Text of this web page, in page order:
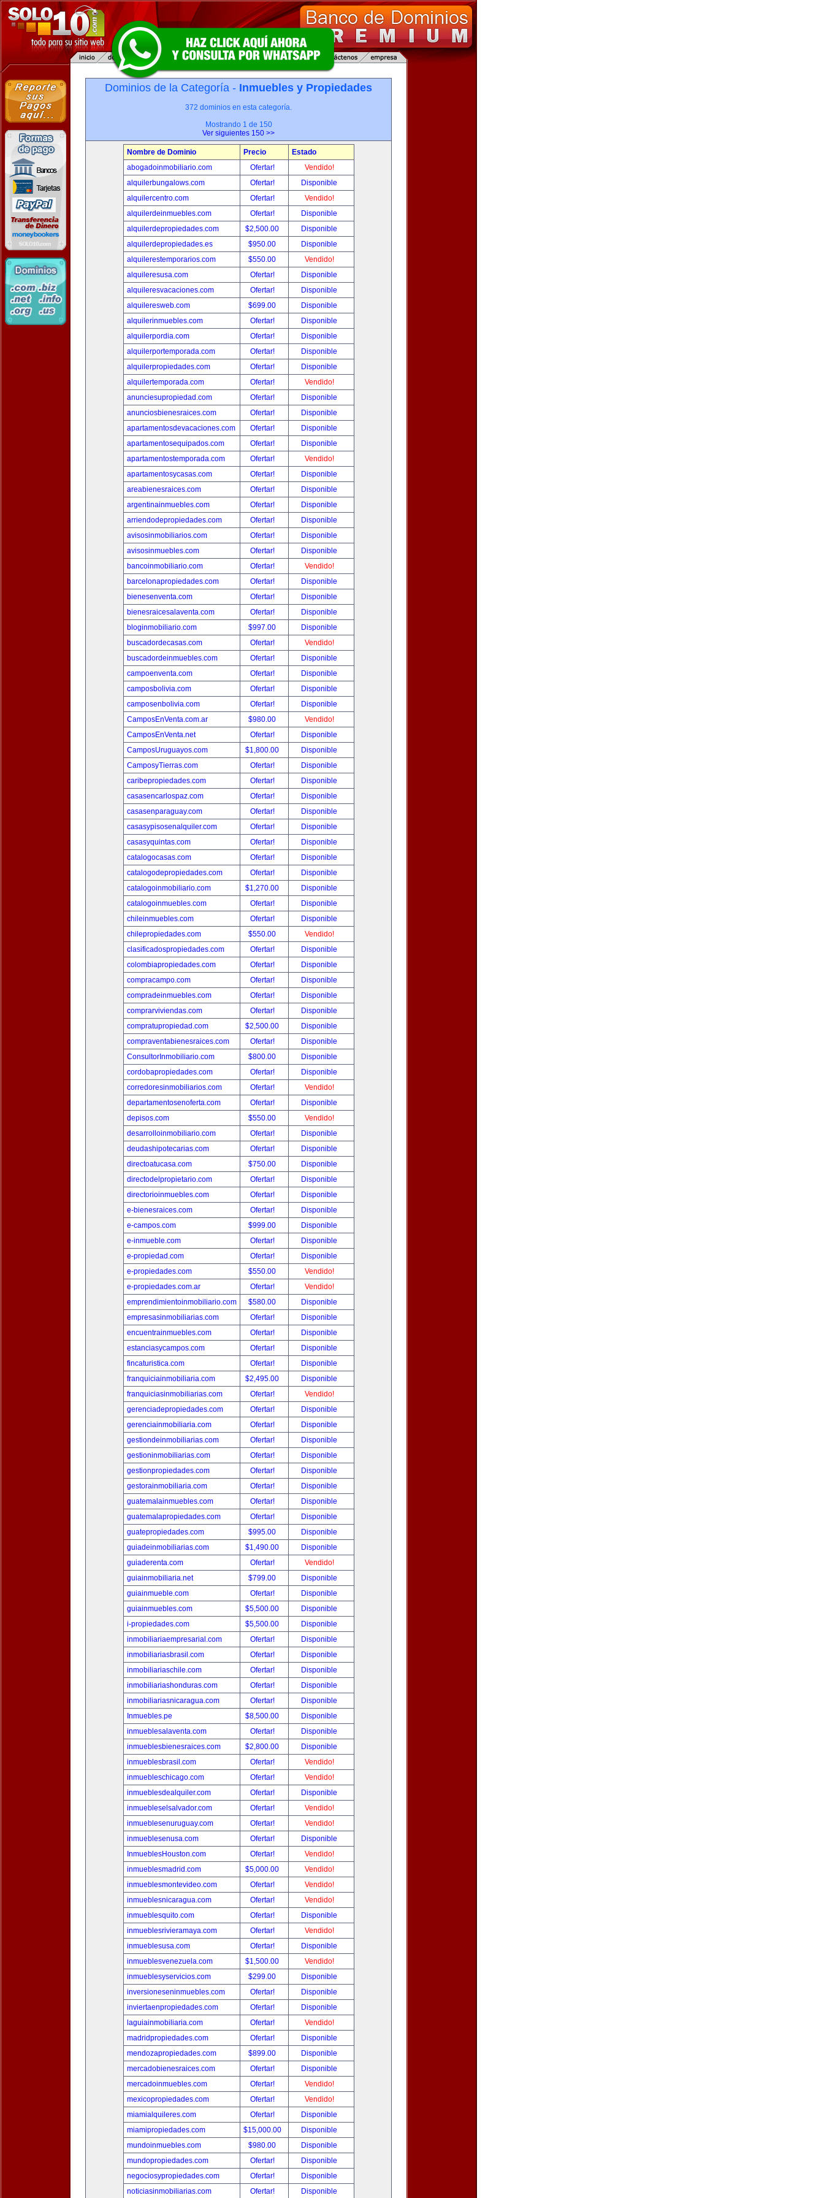
Dominios de la Categoría - Inmuebles y Propiedades
372 dominios en esta categoría.
Mostrando 1 de 150
Ver siguientes 150 >>
Nombre de Dominio Precio
Estado
abogadoinmobiliario.com
Ofertar!
Vendido!
alquilerbungalows.com
Ofertar!
Disponible
alquilercentro.com
Ofertar!
Vendido!
alquilerdeinmuebles.com
Ofertar!
Disponible
alquilerdepropiedades.com
$2,500.00
Disponible
alquilerdepropiedades.es
$950.00
Disponible
alquilerestemporarios.com
$550.00
Vendido!
alquileresusa.com
Ofertar!
Disponible
alquileresvacaciones.com
Ofertar!
Disponible
alquileresweb.com
$699.00
Disponible
alquilerinmuebles.com
Ofertar!
Disponible
alquilerpordia.com
Ofertar!
Disponible
alquilerportemporada.com
Ofertar!
Disponible
alquilerpropiedades.com
Ofertar!
Disponible
alquilertemporada.com
Ofertar!
Vendido!
anunciesupropiedad.com
Ofertar!
Disponible
anunciosbienesraices.com
Ofertar!
Disponible
apartamentosdevacaciones.com
Ofertar!
Disponible
apartamentosequipados.com
Ofertar!
Disponible
apartamentostemporada.com
Ofertar!
Vendido!
apartamentosycasas.com
Ofertar!
Disponible
areabienesraices.com
Ofertar!
Disponible
argentinainmuebles.com
Ofertar!
Disponible
arriendodepropiedades.com
Ofertar!
Disponible
avisosinmobiliarios.com
Ofertar!
Disponible
avisosinmuebles.com
Ofertar!
Disponible
bancoinmobiliario.com
Ofertar!
Vendido!
barcelonapropiedades.com
Ofertar!
Disponible
bienesenventa.com
Ofertar!
Disponible
bienesraicesalaventa.com
Ofertar!
Disponible
bloginmobiliario.com
$997.00
Disponible
buscadordecasas.com
Ofertar!
Vendido!
buscadordeinmuebles.com
Ofertar!
Disponible
campoenventa.com
Ofertar!
Disponible
camposbolivia.com
Ofertar!
Disponible
camposenbolivia.com
Ofertar!
Disponible
CamposEnVenta.com.ar
$980.00
Vendido!
CamposEnVenta.net
Ofertar!
Disponible
CamposUruguayos.com
$1,800.00
Disponible
CamposyTierras.com
Ofertar!
Disponible
caribepropiedades.com
Ofertar!
Disponible
casasencarlospaz.com
Ofertar!
Disponible
casasenparaguay.com
Ofertar!
Disponible
casasypisosenalquiler.com
Ofertar!
Disponible
casasyquintas.com
Ofertar!
Disponible
catalogocasas.com
Ofertar!
Disponible
catalogodepropiedades.com
Ofertar!
Disponible
catalogoinmobiliario.com
$1,270.00
Disponible
catalogoinmuebles.com
Ofertar!
Disponible
chileinmuebles.com
Ofertar!
Disponible
chilepropiedades.com
$550.00
Vendido!
clasificadospropiedades.com
Ofertar!
Disponible
colombiapropiedades.com
Ofertar!
Disponible
compracampo.com
Ofertar!
Disponible
compradeinmuebles.com
Ofertar!
Disponible
comprarviviendas.com
Ofertar!
Disponible
compratupropiedad.com
$2,500.00
Disponible
compraventabienesraices.com
Ofertar!
Disponible
ConsultorInmobiliario.com
$800.00
Disponible
cordobapropiedades.com
Ofertar!
Disponible
corredoresinmobiliarios.com
Ofertar!
Vendido!
departamentosenoferta.com
Ofertar!
Disponible
depisos.com
$550.00
Vendido!
desarrolloinmobiliario.com
Ofertar!
Disponible
deudashipotecarias.com
Ofertar!
Disponible
directoatucasa.com
$750.00
Disponible
directodelpropietario.com
Ofertar!
Disponible
directorioinmuebles.com
Ofertar!
Disponible
e-bienesraices.com
Ofertar!
Disponible
e-campos.com
$999.00
Disponible
e-inmueble.com
Ofertar!
Disponible
e-propiedad.com
Ofertar!
Disponible
e-propiedades.com
$550.00
Vendido!
e-propiedades.com.ar
Ofertar!
Vendido!
emprendimientoinmobiliario.com
$580.00
Disponible
empresasinmobiliarias.com
Ofertar!
Disponible
encuentrainmuebles.com
Ofertar!
Disponible
estanciasycampos.com
Ofertar!
Disponible
fincaturistica.com
Ofertar!
Disponible
franquiciainmobiliaria.com
$2,495.00
Disponible
franquiciasinmobiliarias.com
Ofertar!
Vendido!
gerenciadepropiedades.com
Ofertar!
Disponible
gerenciainmobiliaria.com
Ofertar!
Disponible
gestiondeinmobiliarias.com
Ofertar!
Disponible
gestioninmobiliarias.com
Ofertar!
Disponible
gestionpropiedades.com
Ofertar!
Disponible
gestorainmobiliaria.com
Ofertar!
Disponible
guatemalainmuebles.com
Ofertar!
Disponible
guatemalapropiedades.com
Ofertar!
Disponible
guatepropiedades.com
$995.00
Disponible
guiadeinmobiliarias.com
$1,490.00
Disponible
guiaderenta.com
Ofertar!
Vendido!
guiainmobiliaria.net
$799.00
Disponible
guiainmueble.com
Ofertar!
Disponible
guiainmuebles.com
$5,500.00
Disponible
i-propiedades.com
$5,500.00
Disponible
inmobiliariaempresarial.com
Ofertar!
Disponible
inmobiliariasbrasil.com
Ofertar!
Disponible
inmobiliariaschile.com
Ofertar!
Disponible
inmobiliariashonduras.com
Ofertar!
Disponible
inmobiliariasnicaragua.com
Ofertar!
Disponible
Inmuebles.pe
$8,500.00
Disponible
inmueblesalaventa.com
Ofertar!
Disponible
inmueblesbienesraices.com
$2,800.00
Disponible
inmueblesbrasil.com
Ofertar!
Vendido!
inmuebleschicago.com
Ofertar!
Vendido!
inmueblesdealquiler.com
Ofertar!
Disponible
inmuebleselsalvador.com
Ofertar!
Vendido!
inmueblesenuruguay.com
Ofertar!
Vendido!
inmueblesenusa.com
Ofertar!
Disponible
InmueblesHouston.com
Ofertar!
Vendido!
inmueblesmadrid.com
$5,000.00
Vendido!
inmueblesmontevideo.com
Ofertar!
Vendido!
inmueblesnicaragua.com
Ofertar!
Vendido!
inmueblesquito.com
Ofertar!
Disponible
inmueblesrivieramaya.com
Ofertar!
Vendido!
inmueblesusa.com
Ofertar!
Disponible
inmueblesvenezuela.com
$1,500.00
Vendido!
inmueblesyservicios.com
$299.00
Disponible
inversioneseninmuebles.com
Ofertar!
Disponible
inviertaenpropiedades.com
Ofertar!
Disponible
laguiainmobiliaria.com
Ofertar!
Vendido!
madridpropiedades.com
Ofertar!
Disponible
mendozapropiedades.com
$899.00
Disponible
mercadobienesraices.com
Ofertar!
Disponible
mercadoinmuebles.com
Ofertar!
Vendido!
mexicopropiedades.com
Ofertar!
Vendido!
miamialquileres.com
Ofertar!
Disponible
miamipropiedades.com
$15,000.00
Disponible
mundoinmuebles.com
$980.00
Disponible
mundopropiedades.com
Ofertar!
Disponible
negociosypropiedades.com
Ofertar!
Disponible
noticiasinmobiliarias.com
Ofertar! Disponible